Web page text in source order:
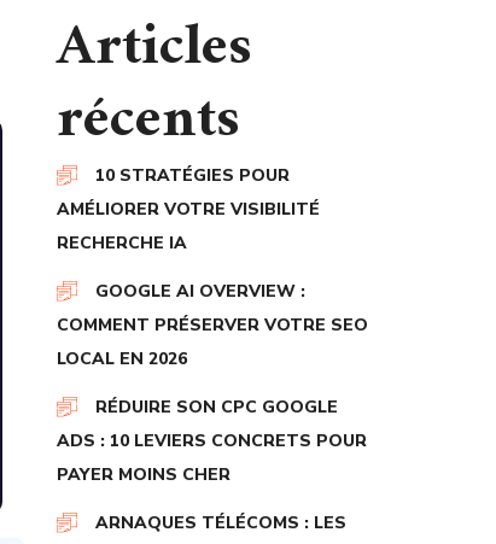
Articles
récents
10 STRATÉGIES POUR
AMÉLIORER VOTRE VISIBILITÉ
RECHERCHE IA
GOOGLE AI OVERVIEW :
COMMENT PRÉSERVER VOTRE SEO
LOCAL EN 2026
RÉDUIRE SON CPC GOOGLE
ADS : 10 LEVIERS CONCRETS POUR
PAYER MOINS CHER
ARNAQUES TÉLÉCOMS : LES